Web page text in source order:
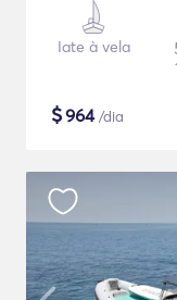
Iate à vela
$964/dia